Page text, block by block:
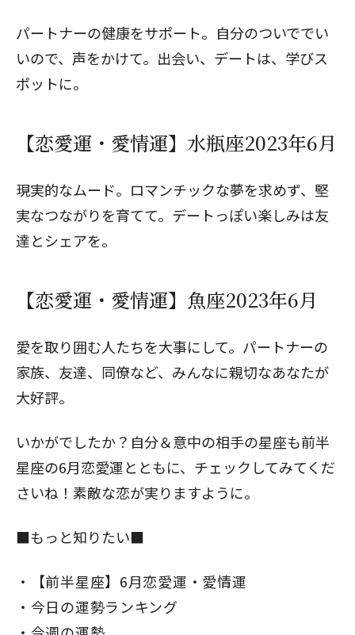
パートナーの健康をサポート。自分のついででい
いので、声をかけて。出会い、デートは、学びス
ポットに。
【恋愛運・愛情運】水瓶座2023年6月
現実的なムード。ロマンチックな夢を求めず、堅
実なつながりを育てて。デートっぽい楽しみは友
達とシェアを。
【恋愛運・愛情運】魚座2023年6月
愛を取り囲む人たちを大事にして。パートナーの
家族、友達、同僚など、みんなに親切なあなたが
大好評。
いかがでしたか？自分＆意中の相手の星座も前半
星座の6月恋愛運とともに、チェックしてみてくだ
さいね！素敵な恋が実りますように。
■もっと知りたい■
【前半星座】6月恋愛運・愛情運
今日の運勢ランキング